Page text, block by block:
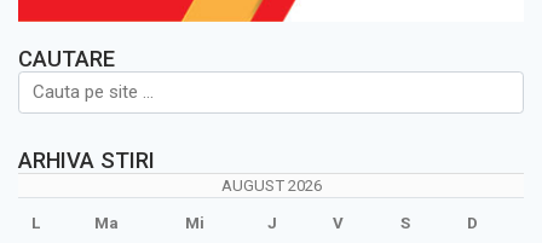
CAUTARE
ARHIVA STIRI
AUGUST 2026
L Ma Mi J V S D